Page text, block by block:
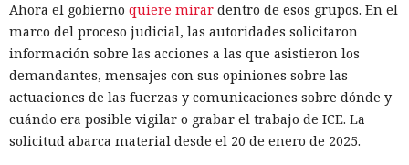
infraestructura verificable, calificaban la actividad como
pruebas o como parte de un programa de recompensas por
errores, o dividían una tarea peligrosa en varias fases que
parecían inofensivas. En varios casos, el modelo accedía tras
esa explicación. Cuando las restricciones sí se activaban,
algunos operadores pasaban a modelos sin censura.
Ahora el gobierno quiere mirar dentro de esos grupos. En el
marco del proceso judicial, las autoridades solicitaron
información sobre las acciones a las que asistieron los
demandantes, mensajes con sus opiniones sobre las
actuaciones de las fuerzas y comunicaciones sobre dónde y
cuándo era posible vigilar o grabar el trabajo de ICE. La
solicitud abarca material desde el 20 de enero de 2025.